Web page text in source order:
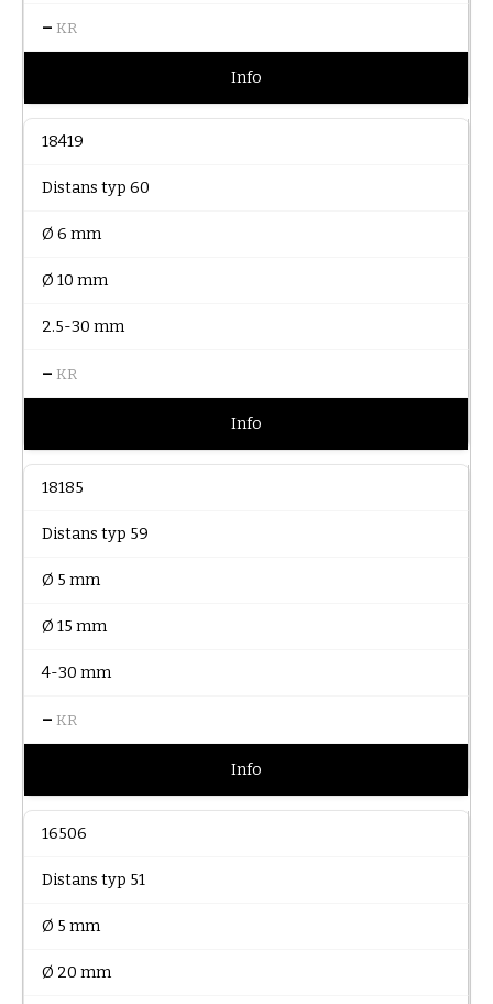
– KR
Info
18419
Distans typ 60
Ø 6 mm
Ø 10 mm
2.5-30 mm
– KR
Info
18185
Distans typ 59
Ø 5 mm
Ø 15 mm
4-30 mm
– KR
Info
16506
Distans typ 51
Ø 5 mm
Ø 20 mm